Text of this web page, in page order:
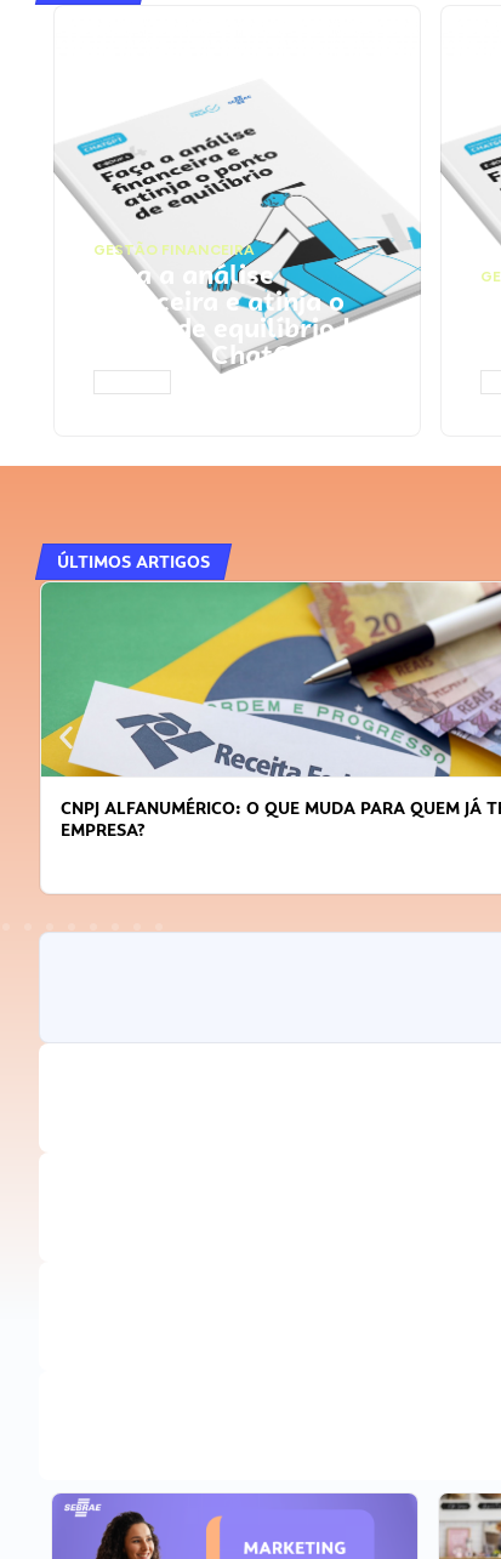
GESTÃO FINANCEIRA
Faça a análise
financeira e atinja o
ponto de equilíbrio |
Prompts ChatGPT
ÚLTIMOS ARTIGOS
CNPJ ALFANUMÉRICO: O QUE MUDA PARA QUEM JÁ
EMPRESA?